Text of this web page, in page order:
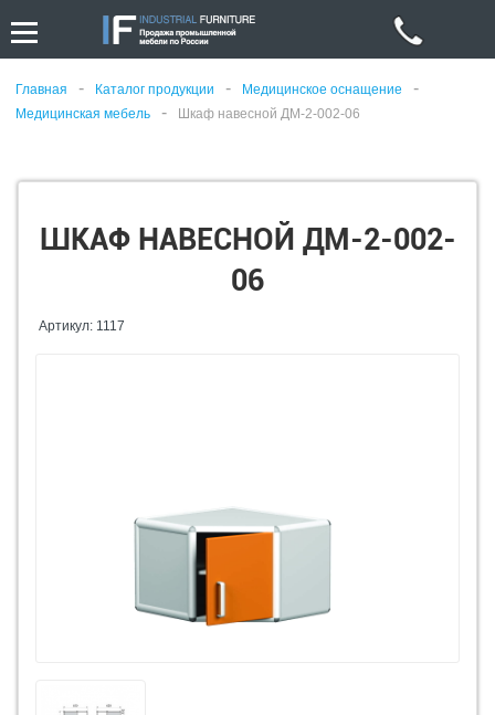
Главная - Каталог продукции - Медицинское оснащение -
Медицинская мебель - Шкаф навесной ДМ-2-002-06
ШКАФ НАВЕСНОЙ ДМ-2-002-
06
Артикул: 1117